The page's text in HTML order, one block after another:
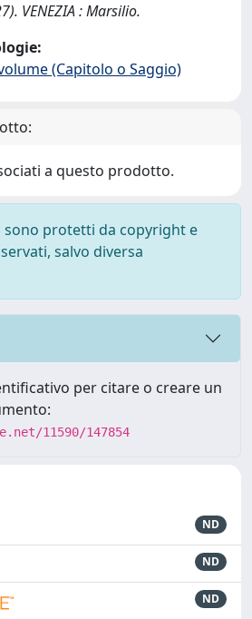
VENEZIA : Marsilio.
(Capitolo o Saggio)
a questo prodotto.
sono protetti da copyright e
salvo diversa
per citare o creare un
11590/147854
ND
ND
ND